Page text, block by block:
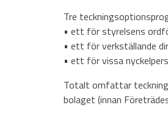
Tre
• ett för styrelsens
• ett för verkställande
• ett för vissa
Totalt omfattar
bolaget (innan